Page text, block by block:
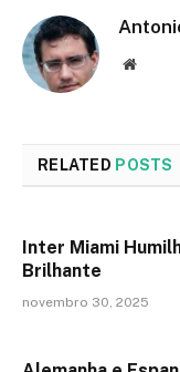
Website
RELATED POSTS
Inter Miami
Brilhante
novembro 30, 2025